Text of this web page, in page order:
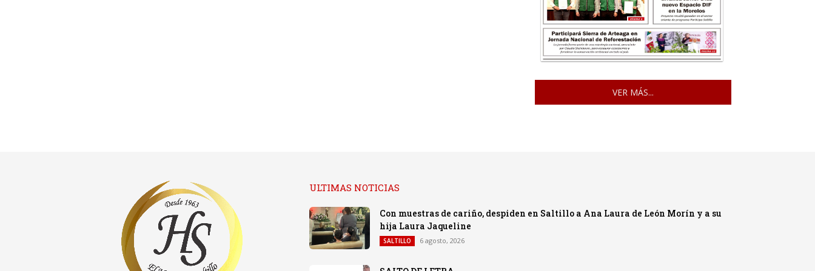
VER MÁS...
ULTIMAS NOTICIAS
Con muestras de cariño, despiden en Saltillo a Ana Laura de León Morín y a su
hija Laura Jaqueline
SALTILLO 6 agosto, 2026